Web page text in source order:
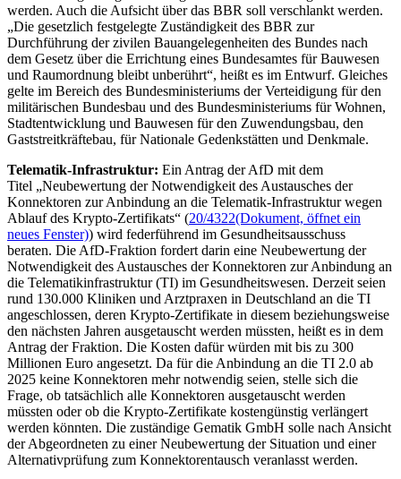
werden. Auch die Aufsicht über das BBR soll verschlankt werden.
„Die gesetzlich festgelegte Zuständigkeit des BBR zur
Durchführung der zivilen Bauangelegenheiten des Bundes nach
dem Gesetz über die Errichtung eines Bundesamtes für Bauwesen
und Raumordnung bleibt unberührt“, heißt es im Entwurf. Gleiches
gelte im Bereich des Bundesministeriums der Verteidigung für den
militärischen Bundesbau und des Bundesministeriums für Wohnen,
Stadtentwicklung und Bauwesen für den Zuwendungsbau, den
Gaststreitkräftebau, für Nationale Gedenkstätten und Denkmale.
Telematik-Infrastruktur: Ein Antrag der AfD mit dem
Titel „Neubewertung der Notwendigkeit des Austausches der
Konnektoren zur Anbindung an die Telematik-Infrastruktur wegen
Ablauf des Krypto-Zertifikats“ (20/4322(Dokument, öffnet ein
neues Fenster)) wird federführend im Gesundheitsausschuss
beraten. Die AfD-Fraktion fordert darin eine Neubewertung der
Notwendigkeit des Austausches der Konnektoren zur Anbindung an
die Telematikinfrastruktur (TI) im Gesundheitswesen. Derzeit seien
rund 130.000 Kliniken und Arztpraxen in Deutschland an die TI
angeschlossen, deren Krypto-Zertifikate in diesem beziehungsweise
den nächsten Jahren ausgetauscht werden müssten, heißt es in dem
Antrag der Fraktion. Die Kosten dafür würden mit bis zu 300
Millionen Euro angesetzt. Da für die Anbindung an die TI 2.0 ab
2025 keine Konnektoren mehr notwendig seien, stelle sich die
Frage, ob tatsächlich alle Konnektoren ausgetauscht werden
müssten oder ob die Krypto-Zertifikate kostengünstig verlängert
werden könnten. Die zuständige Gematik GmbH solle nach Ansicht
der Abgeordneten zu einer Neubewertung der Situation und einer
Alternativprüfung zum Konnektorentausch veranlasst werden.